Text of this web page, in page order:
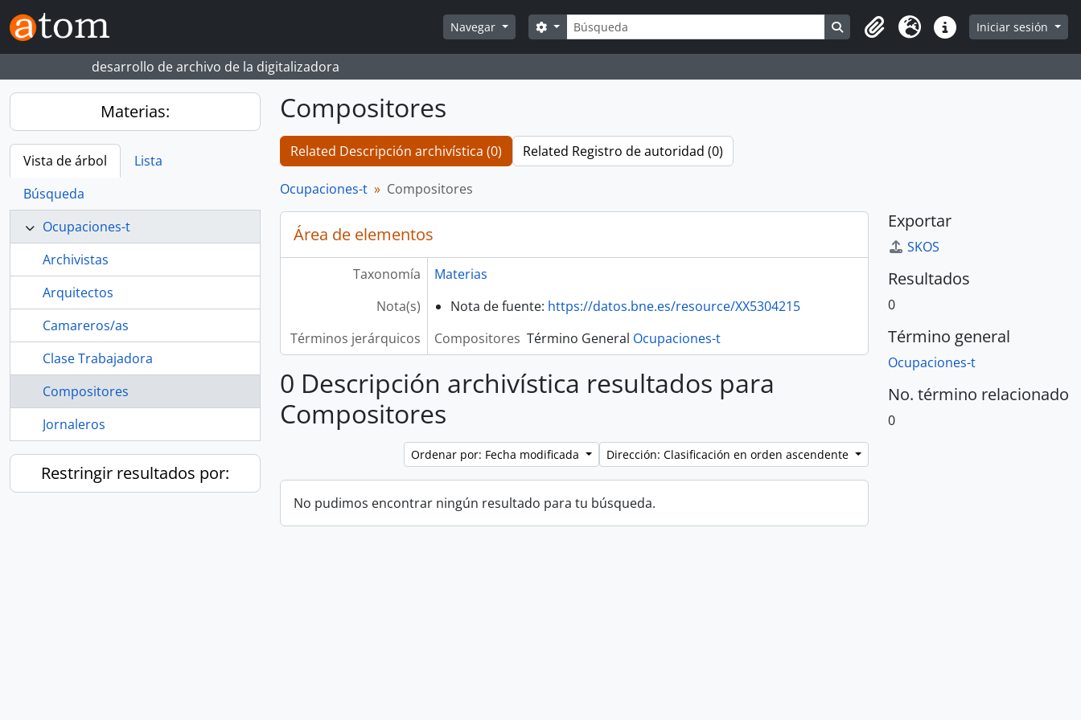
Skip to main content
Navegar
Búsqueda
Search options Search in browse page
Portapapeles
Idioma Enlaces rápidos
Iniciar sesión
desarrollo de archivo de la digitalizadora
Materias:
Vista de árbol
Lista
Búsqueda
Ocupaciones-t
Archivistas
Arquitectos
Camareros/as
Clase Trabajadora
Compositores
Jornaleros
Restringir resultados por:
Compositores
Related Descripción archivística (0) Related Registro de autoridad (0)
Ocupaciones-t Compositores
Área de elementos
Taxonomía
Materias
Nota(s)
Nota de fuente: https://datos.bne.es/resource/XX5304215
Términos jerárquicos
Compositores Término General Ocupaciones-t
0 Descripción archivística resultados para
Compositores
Ordenar por: Fecha modificada Dirección: Clasificación en orden ascendente
No pudimos encontrar ningún resultado para tu búsqueda.
Exportar
SKOS
Resultados
0
Término general
Ocupaciones-t
No. término relacionado
0